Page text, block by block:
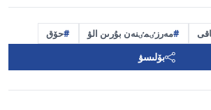
مەرزٸمٸنەن بۇرىن الۋ حۆق
بۆلىسۋ